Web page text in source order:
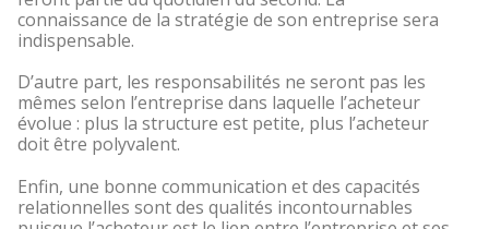
connaissance de la stratégie de son entreprise sera
indispensable.
D’autre part, les responsabilités ne seront pas les
mêmes selon l’entreprise dans laquelle l’acheteur
évolue : plus la structure est petite, plus l’acheteur
doit être polyvalent.
Enfin, une bonne communication et des capacités
relationnelles sont des qualités incontournables